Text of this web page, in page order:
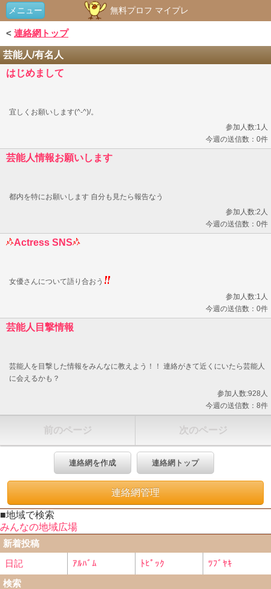
メニュー 無料プロフ マイプレ
< 連絡網トップ
芸能人/有名人
はじめまして
宜しくお願いします(^-^)/。
参加人数:1人
今週の送信数：0件
芸能人情報お願いします
都内を特にお願いします 自分も見たら報告なう
参加人数:2人
今週の送信数：0件
Actress SNS
女優さんについて語り合おう
参加人数:1人
今週の送信数：0件
芸能人目撃情報
芸能人を目撃した情報をみんなに教えよう！！ 連絡がきて近くにいたら芸能人
に会えるかも？
参加人数:928人
今週の送信数：8件
前のページ 次のページ
連絡網を作成 連絡網トップ
連絡網管理
■地域で検索
みんなの地域広場
新着投稿
日記
ｱﾙﾊﾞﾑ ﾄﾋﾟｯｸ
ﾂﾌﾞﾔｷ
検索